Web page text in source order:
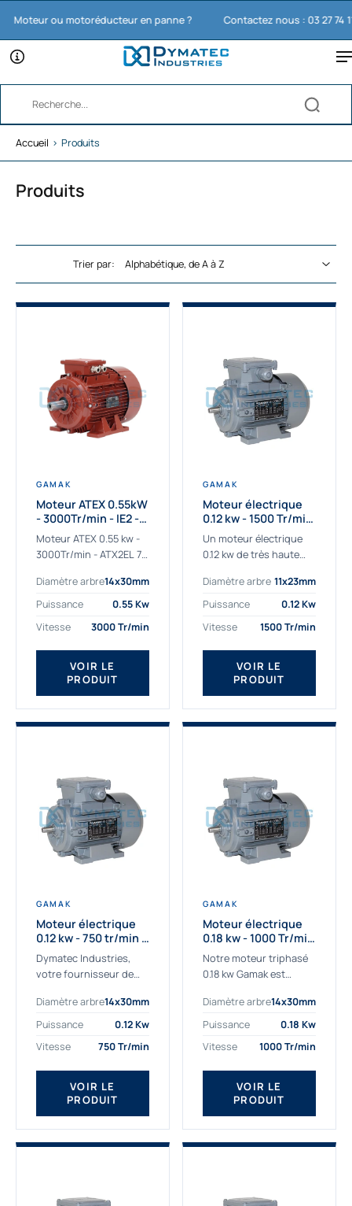
ou motoréducteur en panne ? Contactez nous : 03 27 74 11 65
Accueil › Produits
Produits
Trier par:
GAMAK
Moteur ATEX 0.55kW
- 3000Tr/min - IE2 -
Zone 2/22 -
Aluminium
Moteur ATEX 0.55 kw -
3000Tr/min - ATX2EL 71
pour les atmosphères
explosives Le moteur
Diamètre arbre14x30mm
Puissance
0.55 Kw
Vitesse
3000 Tr/min
VOIR LE
PRODUIT
GAMAK
Moteur électrique
0.12 kw - 1500 Tr/min
- 230/400V - IE2
Un moteur électrique
0.12 kw de très haute
applications les plus
sollicitées. Nous
fournissons des
moteurs électriques...
Diamètre arbre 11x23mm
Puissance
0.12 Kw
Vitesse
1500 Tr/min
VOIR LE
PRODUIT
GAMAK
Moteur électrique
0.12 kw - 750 tr/min -
230/400V - IE2
Dymatec Industries,
votre fournisseur de
kw. Dymatec Industries
vous propose le moteur
moteur de
qualité Gamak...
Diamètre arbre14x30mm
Puissance
0.12 Kw
Vitesse
750 Tr/min
VOIR LE
PRODUIT
GAMAK
Moteur électrique
0.18 kw - 1000 Tr/min
- 230/400V - IE2
Notre moteur triphasé
0.18 kw Gamak est
aux applications
sévères. Nous
assemblons et
fournissons des
moteurs asynchrones
depuis de
nombreuses...
Diamètre arbre14x30mm
Puissance
0.18 Kw
Vitesse
1000 Tr/min
VOIR LE
PRODUIT